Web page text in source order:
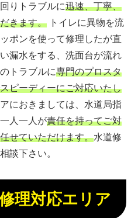
りトラブルに迅速、丁寧、
きます。 トイレに異物を流
ポンを使って修理したが直
漏水をする、洗面台が流れ
トラブルに専門のプロスタ
ピーディーにご対応いたし
におきましては、水道局指
人一人が責任を持ってご対
せていただけます。水道修
談下さい。
理対応エリア